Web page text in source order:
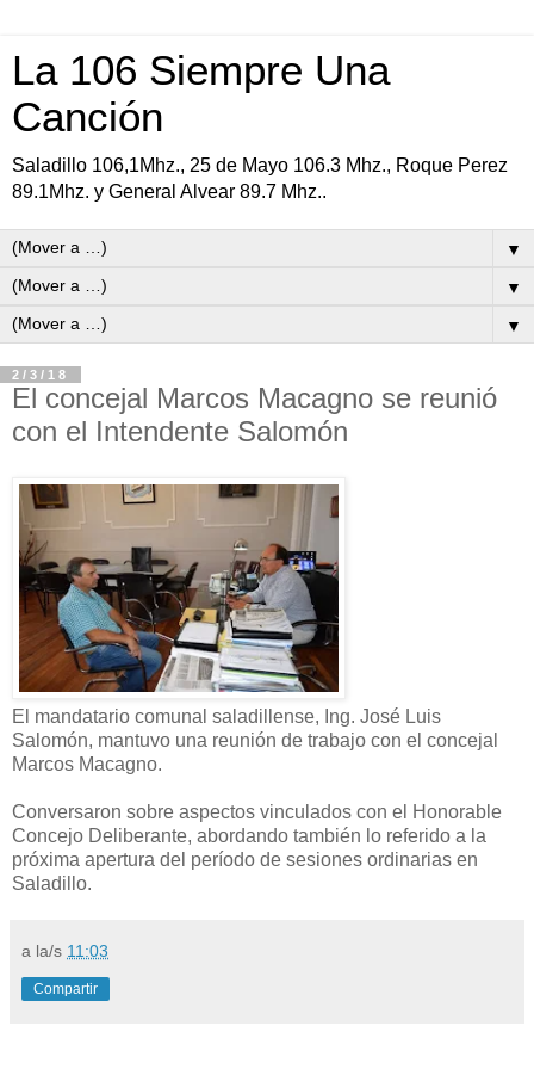
La 106 Siempre Una
Canción
Saladillo 106,1Mhz., 25 de Mayo 106.3 Mhz., Roque Perez
89.1Mhz. y General Alvear 89.7 Mhz..
▼
▼
▼
2/3/18
El concejal Marcos Macagno se reunió
con el Intendente Salomón
El mandatario comunal saladillense, Ing. José Luis
Salomón, mantuvo una reunión de trabajo con el concejal
Marcos Macagno.
Conversaron sobre aspectos vinculados con el Honorable
Concejo Deliberante, abordando también lo referido a la
próxima apertura del período de sesiones ordinarias en
Saladillo.
a la/s 11:03
Compartir